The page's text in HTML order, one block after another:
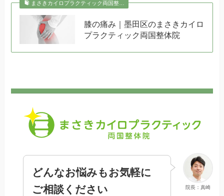
まさきカイロプラクティック両国整…
膝の痛み｜墨田区のまさきカイロ
プラクティック両国整体院
院長：真崎
どんなお悩みもお気軽に
ご相談ください